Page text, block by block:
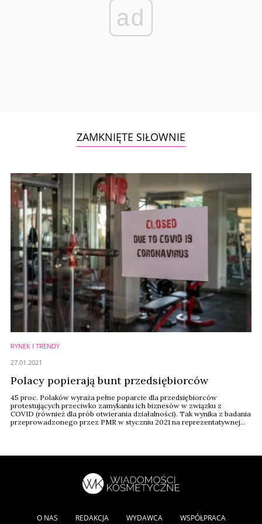
ad
ZAMKNIĘTE SIŁOWNIE
RYNEK I TRENDY
Polacy popierają bunt przedsiębiorców
45 proc. Polaków wyraża pełne poparcie dla przedsiębiorców
protestujących przeciwko zamykaniu ich biznesów w związku z
COVID (również dla prób otwierania działalności). Tak wynika z badania
przeprowadzonego przez PMR w styczniu 2021 na reprezentatywnej
27.01.2021
O NAS REDAKCJA WYDAWCA WSPÓŁPRACA